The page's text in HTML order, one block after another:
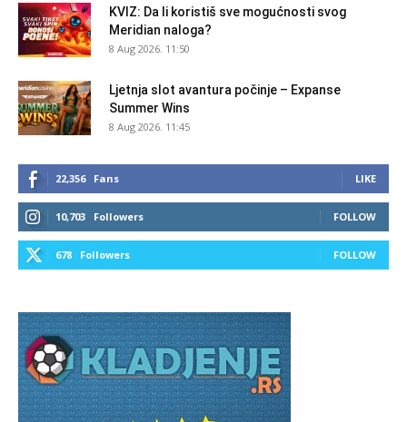
KVIZ: Da li koristiš sve mogućnosti svog
Meridian naloga?
8 Aug 2026. 11:50
Ljetnja slot avantura počinje – Expanse
Summer Wins
8 Aug 2026. 11:45
22,356 Fans LIKE
10,703 Followers FOLLOW
678 Followers FOLLOW